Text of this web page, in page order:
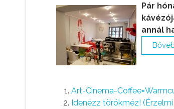
Pár
annál
Art-Cinema-
Idenézz törökméz!